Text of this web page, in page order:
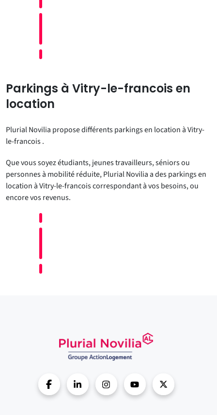
Parkings à Vitry-le-francois en
location
Plurial Novilia propose différents parkings en location à Vitry-
le-francois .
Que vous soyez étudiants, jeunes travailleurs, séniors ou
personnes à mobilité réduite, Plurial Novilia a des parkings en
location à Vitry-le-francois correspondant à vos besoins, ou
encore vos revenus.